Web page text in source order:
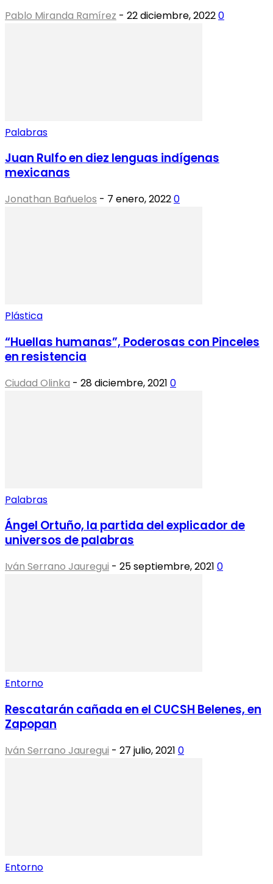
Pablo Miranda Ramírez - 22 diciembre, 20220
Palabras
Juan Rulfo en diez lenguas indígenas
mexicanas
Jonathan Bañuelos - 7 enero, 20220
Plástica
“Huellas humanas”, Poderosas con Pinceles
en resistencia
Ciudad Olinka - 28 diciembre, 2021 0
Palabras
Ángel Ortuño, la partida del explicador de
universos de palabras
Iván Serrano Jauregui - 25 septiembre, 2021 0
Entorno
Rescatarán cañada en el CUCSH Belenes, en
Zapopan
Iván Serrano Jauregui - 27 julio, 2021 0
Entorno